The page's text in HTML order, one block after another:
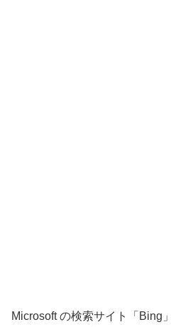
Microsoft の検索サイト「Bing